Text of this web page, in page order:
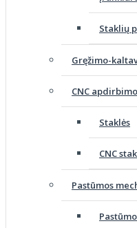
Staklių
Gręžimo-
CNC
Staklės
CNC
Pastūmos